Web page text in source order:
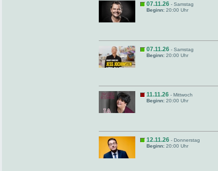
07.11.26 - Samstag
Beginn: 20:00 Uhr
07.11.26 - Samstag
Beginn: 20:00 Uhr
11.11.26 - Mittwoch
Beginn: 20:00 Uhr
12.11.26 - Donnerstag
Beginn: 20:00 Uhr